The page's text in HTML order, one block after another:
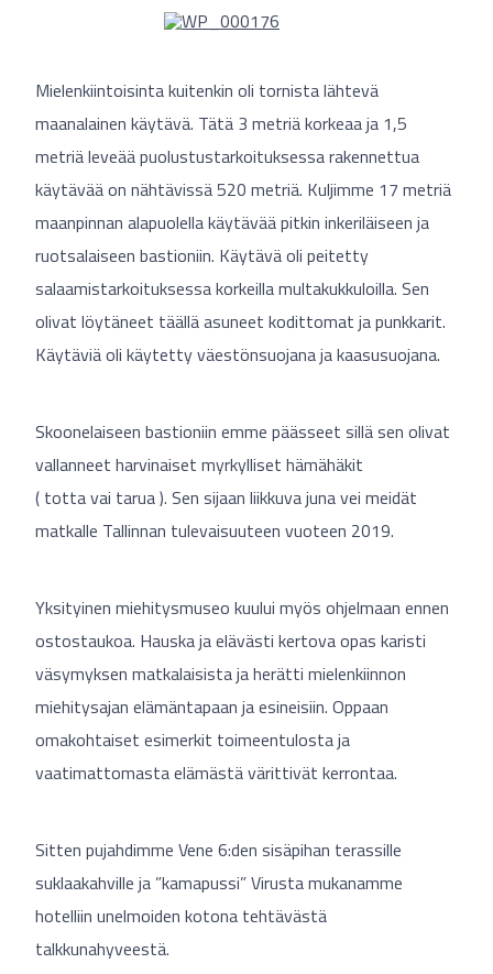
Mielenkiintoisinta kuitenkin oli tornista lähtevä
maanalainen käytävä. Tätä 3 metriä korkeaa ja 1,5
metriä leveää puolustustarkoituksessa rakennettua
käytävää on nähtävissä 520 metriä. Kuljimme 17 metriä
maanpinnan alapuolella käytävää pitkin inkeriläiseen ja
ruotsalaiseen bastioniin. Käytävä oli peitetty
salaamistarkoituksessa korkeilla multakukkuloilla. Sen
olivat löytäneet täällä asuneet kodittomat ja punkkarit.
Käytäviä oli käytetty väestönsuojana ja kaasusuojana.
Skoonelaiseen bastioniin emme päässeet sillä sen olivat
vallanneet harvinaiset myrkylliset hämähäkit
( totta vai tarua ). Sen sijaan liikkuva juna vei meidät
matkalle Tallinnan tulevaisuuteen vuoteen 2019.
Yksityinen miehitysmuseo kuului myös ohjelmaan ennen
ostostaukoa. Hauska ja elävästi kertova opas karisti
väsymyksen matkalaisista ja herätti mielenkiinnon
miehitysajan elämäntapaan ja esineisiin. Oppaan
omakohtaiset esimerkit toimeentulosta ja
vaatimattomasta elämästä värittivät kerrontaa.
Sitten pujahdimme Vene 6:den sisäpihan terassille
suklaakahville ja ”kamapussi” Virusta mukanamme
hotelliin unelmoiden kotona tehtävästä
talkkunahyveestä.